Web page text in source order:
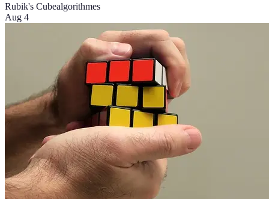
Rubik's Cubealgorithmes
Aug 4